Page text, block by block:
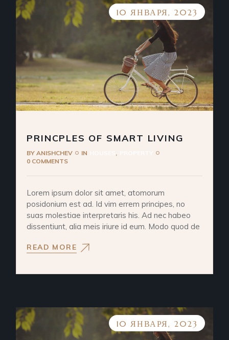
10 ЯНВАРЯ, 2023
PRINCPLES OF SMART LIVING
BYANISHCHEV IN
0 COMMENTS
Lorem ipsum dolor sit amet, atomorum
posidonium est ad. Id vim errem principes, no
suas molestiae interpretaris his. Ad nec habeo
dissentiunt, alia meis iriure id eum. Modo quod de
READ MORE
10 ЯНВАРЯ, 2023